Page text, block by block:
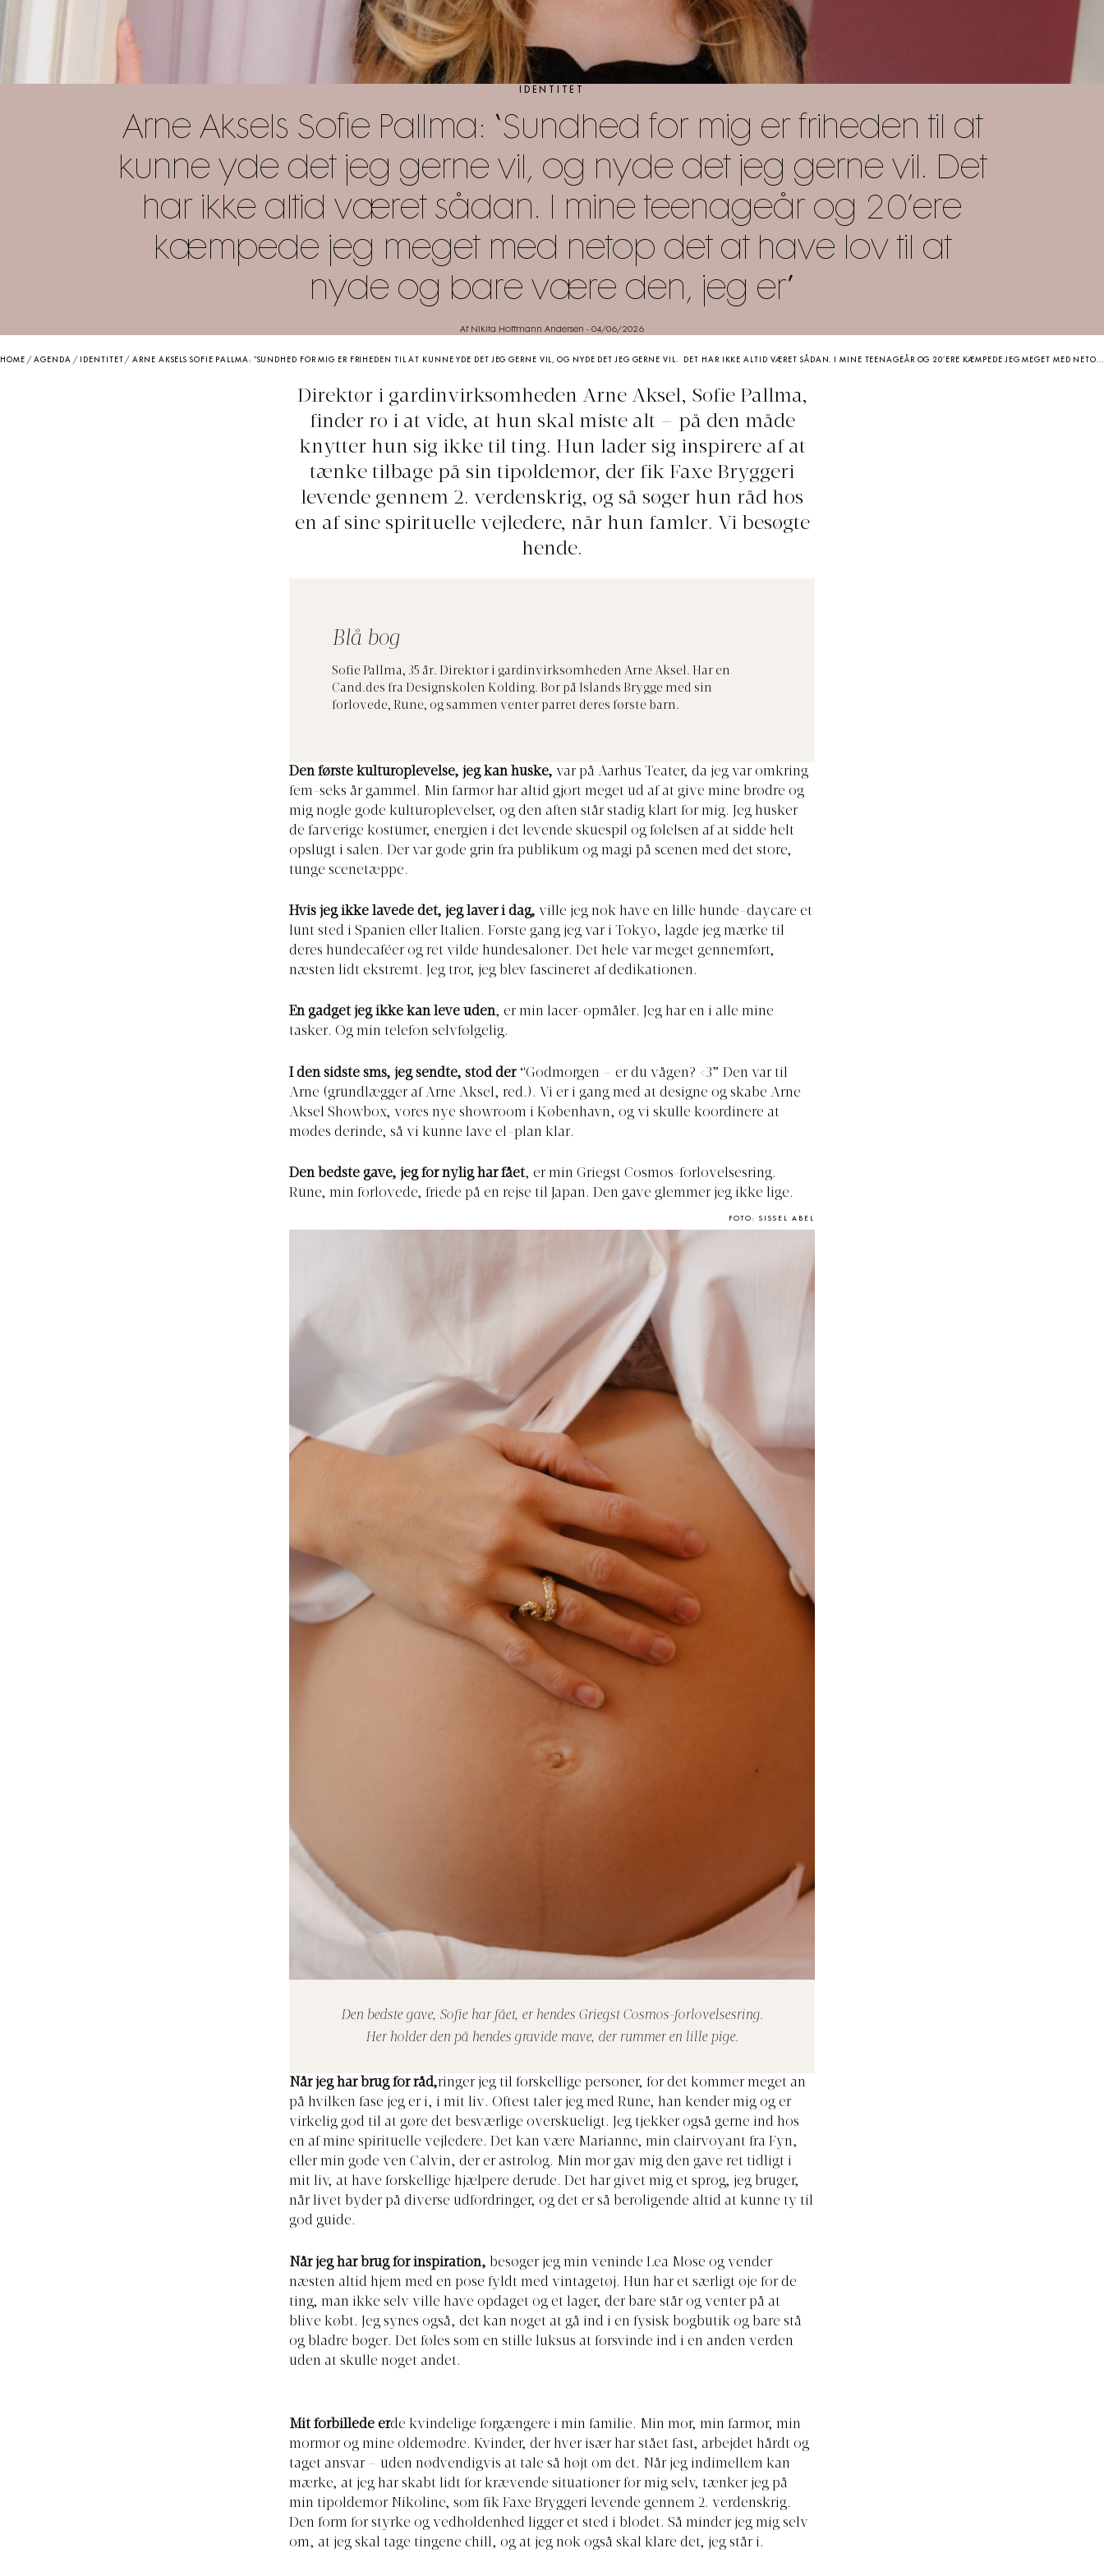
IDENTITET
Arne Aksels Sofie Pallma: “Sundhed for mig er friheden til at
kunne yde det jeg gerne vil, og nyde det jeg gerne vil. Det
har ikke altid været sådan. I mine teenageår og 20’ere
kæmpede jeg meget med netop det at have lov til at
nyde og bare være den, jeg er”
Af Nikita Hoffmann Andersen - 04/06/2026
HOME /AGENDA / IDENTITET /ARNE AKSELS SOFIE PALLMA: “SUNDHED FOR MIG ER FRIHEDEN TIL AT KUNNE YDE DET JEG GERNE VIL, OG NYDE DET JEG GERNE VIL. DET HAR IKKE ALTID VÆRET SÅDAN. I MINE TEENAGEÅR OG 20’ERE KÆMPEDE JEG MEGET MED NETOP DET AT HAVE LOV TIL AT NYDE OG BARE VÆRE DEN, JEG ER”
Direktør i gardinvirksomheden Arne Aksel, Sofie Pallma,
finder ro i at vide, at hun skal miste alt – på den måde
knytter hun sig ikke til ting. Hun lader sig inspirere af at
tænke tilbage på sin tipoldemor, der fik Faxe Bryggeri
levende gennem 2. verdenskrig, og så søger hun råd hos
en af sine spirituelle vejledere, når hun famler. Vi besøgte
hende.
Blå bog
Sofie Pallma, 35 år. Direktør i gardinvirksomheden Arne Aksel. Har en
Cand.des fra Designskolen Kolding. Bor på Islands Brygge med sin
forlovede, Rune, og sammen venter parret deres første barn.
Den første kulturoplevelse, jeg kan huske, var på Aarhus Teater, da jeg var omkring
fem-seks år gammel. Min farmor har altid gjort meget ud af at give mine brødre og
mig nogle gode kulturoplevelser, og den aften står stadig klart for mig. Jeg husker
de farverige kostumer, energien i det levende skuespil og følelsen af at sidde helt
opslugt i salen. Der var gode grin fra publikum og magi på scenen med det store,
tunge scenetæppe.
Hvis jeg ikke lavede det, jeg laver i dag, ville jeg nok have en lille hunde-daycare et
lunt sted i Spanien eller Italien. Første gang jeg var i Tokyo, lagde jeg mærke til
deres hundecaféer og ret vilde hundesaloner. Det hele var meget gennemført,
næsten lidt ekstremt. Jeg tror, jeg blev fascineret af dedikationen.
En gadget jeg ikke kan leve uden, er min lacer-opmåler. Jeg har en i alle mine
tasker. Og min telefon selvfølgelig.
I den sidste sms, jeg sendte, stod der “Godmorgen – er du vågen? <3” Den var til
Arne (grundlægger af Arne Aksel, red.). Vi er i gang med at designe og skabe Arne
Aksel Showbox, vores nye showroom i København, og vi skulle koordinere at
mødes derinde, så vi kunne lave el-plan klar.
Den bedste gave, jeg for nylig har fået, er min Griegst Cosmos-forlovelsesring.
Rune, min forlovede, friede på en rejse til Japan. Den gave glemmer jeg ikke lige.
FOTO: SISSEL ABEL
Den bedste gave, Sofie har fået, er hendes Griegst Cosmos-forlovelsesring.
Her holder den på hendes gravide mave, der rummer en lille pige.
Når jeg har brug for råd,ringer jeg til forskellige personer, for det kommer meget an
på hvilken fase jeg er i, i mit liv. Oftest taler jeg med Rune, han kender mig og er
virkelig god til at gøre det besværlige overskueligt. Jeg tjekker også gerne ind hos
en af mine spirituelle vejledere. Det kan være Marianne, min clairvoyant fra Fyn,
eller min gode ven Calvin, der er astrolog. Min mor gav mig den gave ret tidligt i
mit liv, at have forskellige hjælpere derude. Det har givet mig et sprog, jeg bruger,
når livet byder på diverse udfordringer, og det er så beroligende altid at kunne ty til
god guide.
Når jeg har brug for inspiration, besøger jeg min veninde Lea Mose og vender
næsten altid hjem med en pose fyldt med vintagetøj. Hun har et særligt øje for de
ting, man ikke selv ville have opdaget og et lager, der bare står og venter på at
blive købt. Jeg synes også, det kan noget at gå ind i en fysisk bogbutik og bare stå
og bladre bøger. Det føles som en stille luksus at forsvinde ind i en anden verden
uden at skulle noget andet.
Mit forbillede erde kvindelige forgængere i min familie. Min mor, min farmor, min
mormor og mine oldemødre. Kvinder, der hver især har stået fast, arbejdet hårdt og
taget ansvar – uden nødvendigvis at tale så højt om det. Når jeg indimellem kan
mærke, at jeg har skabt lidt for krævende situationer for mig selv, tænker jeg på
min tipoldemor Nikoline, som fik Faxe Bryggeri levende gennem 2. verdenskrig.
Den form for styrke og vedholdenhed ligger et sted i blodet. Så minder jeg mig selv
om, at jeg skal tage tingene chill, og at jeg nok også skal klare det, jeg står i.